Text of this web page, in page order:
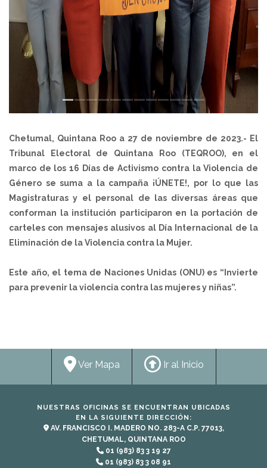
Chetumal, Quintana Roo a 27 de noviembre de 2023.- El
Tribunal Electoral de Quintana Roo (TEQROO), en el
marco de los 16 Días de Activismo contra la Violencia de
Género se suma a la campaña ¡ÚNETE!, por lo que las
Magistraturas y el personal de las diversas áreas que
conforman la institución participaron en la portación de
carteles con mensajes alusivos al Día Internacional de la
Eliminación de la Violencia contra la Mujer.
Este año, el tema de Naciones Unidas (ONU) es “Invierte
para prevenir la violencia contra las mujeres y niñas”.
Ver Mapa Ir al Inicio
NUESTRAS OFICINAS SE ENCUENTRAN UBICADAS
EN LA SIGUIENTE DIRECCIÓN:
AV. FRANCISCO I. MADERO NO. 283-A C.P. 77013,
CHETUMAL, QUINTANA ROO
01 (983) 83 3 19 27
01 (983) 83 3 08 91